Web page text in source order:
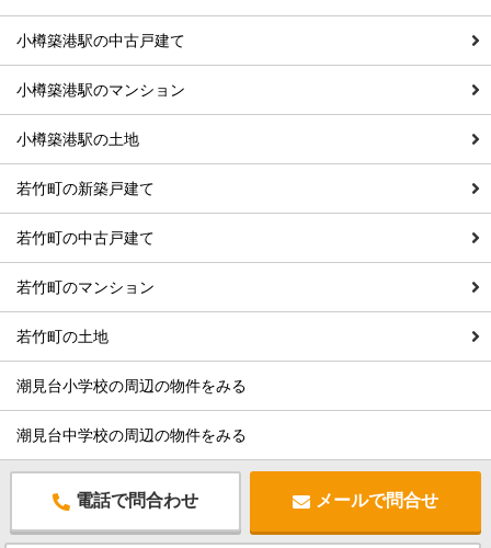
小樽築港駅の中古戸建て
小樽築港駅のマンション
小樽築港駅の土地
若竹町の新築戸建て
若竹町の中古戸建て
若竹町のマンション
若竹町の土地
潮見台小学校の周辺の物件をみる
潮見台中学校の周辺の物件をみる
電話で問合わせ メールで問合せ